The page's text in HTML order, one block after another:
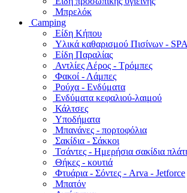
Μπρελόκ
Camping
Είδη Κήπου
Υλικά καθαρισμού Πισίνων - SPA
Είδη Παραλίας
Αντλίες Αέρος - Τρόμπες
Φακοί - Λάμπες
Ρούχα - Ενδύματα
Ενδύματα κεφαλιού-λαιμού
Κάλτσες
Υποδήματα
Μπανάνες - πορτοφόλια
Σακίδια - Σάκκοι
Τσάντες - Ημερήσια σακίδια
Θήκες - κουτιά
Φτυάρια - Σόντες - Arva - Jetforce
Μπατόν